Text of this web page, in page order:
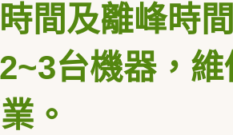
間及離峰時
2~3台機器，
。